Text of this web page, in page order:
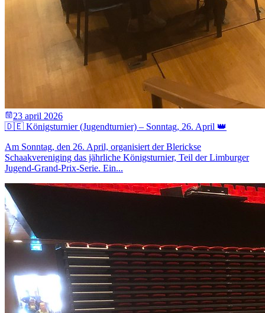
23 april 2026
🇩🇪 Königsturnier (Jugendturnier) – Sonntag, 26. April 👑
Am Sonntag, den 26. April, organisiert der Blerickse
Schaakvereniging das jährliche Königsturnier, Teil der Limburger
Jugend-Grand-Prix-Serie. Ein...